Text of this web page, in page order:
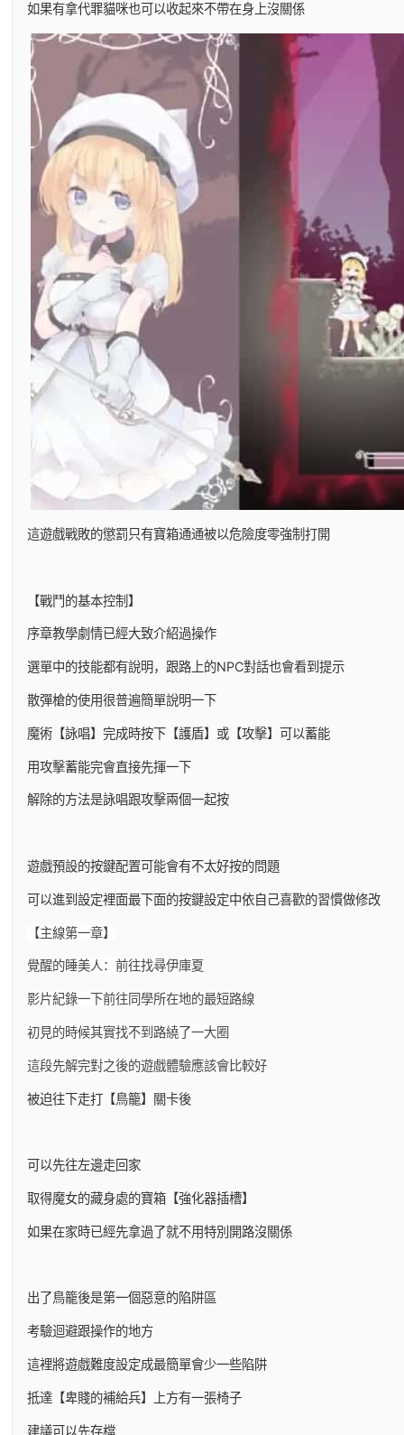
如果有拿代罪貓咪也可以收起來不帶在身上沒關係
這遊戲戰敗的懲罰只有寶箱通通被以危險度零強制打開
【戰鬥的基本控制】
序章教學劇情已經大致介紹過操作
選單中的技能都有說明，跟路上的NPC對話也會看到提示
散彈槍的使用很普遍簡單說明一下
魔術【詠唱】完成時按下【護盾】或【攻擊】可以蓄能
用攻擊蓄能完會直接先揮一下
解除的方法是詠唱跟攻擊兩個一起按
遊戲預設的按鍵配置可能會有不太好按的問題
可以進到設定裡面最下面的按鍵設定中依自己喜歡的習慣做修改
【主線第一章】
覺醒的睡美人：前往找尋伊庫夏
影片紀錄一下前往同學所在地的最短路線
初見的時候其實找不到路繞了一大圈
這段先解完對之後的遊戲體驗應該會比較好
被迫往下走打【鳥籠】關卡後
可以先往左邊走回家
取得魔女的藏身處的寶箱【強化器插槽】
如果在家時已經先拿過了就不用特別開路沒關係
出了鳥籠後是第一個惡意的陷阱區
考驗迴避跟操作的地方
這裡將遊戲難度設定成最簡單會少一些陷阱
抵達【卑賤的補給兵】上方有一張椅子
建議可以先存檔